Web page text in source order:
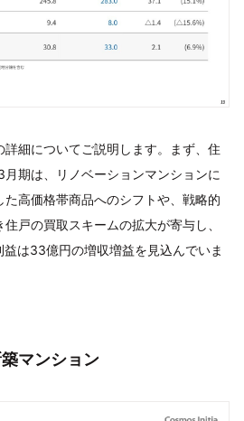
詳細についてご説明します。まず、住
期は、リノベーションマンションに
高価格帯商品へのシフトや、戦略的
戸の買取スキームの拡大が寄与し、
は33億円の増収増益を見込んでいま
マンション